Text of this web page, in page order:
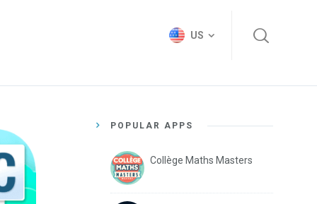
US
POPULAR APPS
Collège Maths Masters